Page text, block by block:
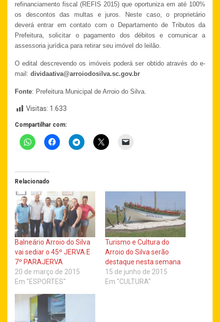
refinanciamento fiscal (REFIS 2015) que oportuniza em até 100%
os descontos das multas e juros. Neste caso, o proprietário
deverá entrar em contato com o Departamento de Tributos da
Prefeitura, solicitar o pagamento dos débitos e comunicar a
assessoria jurídica para retirar seu imóvel do leilão.
O edital descrevendo os imóveis poderá ser obtido através do e-
mail: dividaativa@arroiodosilva.sc.gov.br
Fonte: Prefeitura Municipal de Arroio do Silva.
Visitas: 1.633
Compartilhar com:
Relacionado
Balneário Arroio do Silva
vai sediar o 45º JERVA E
7º PARAJERVA
20 de março de 2015
Em "ESPORTES"
Turismo e Cultura do
Arroio do Silva serão
destaque nesta semana
15 de junho de 2015
Em "CULTURA"